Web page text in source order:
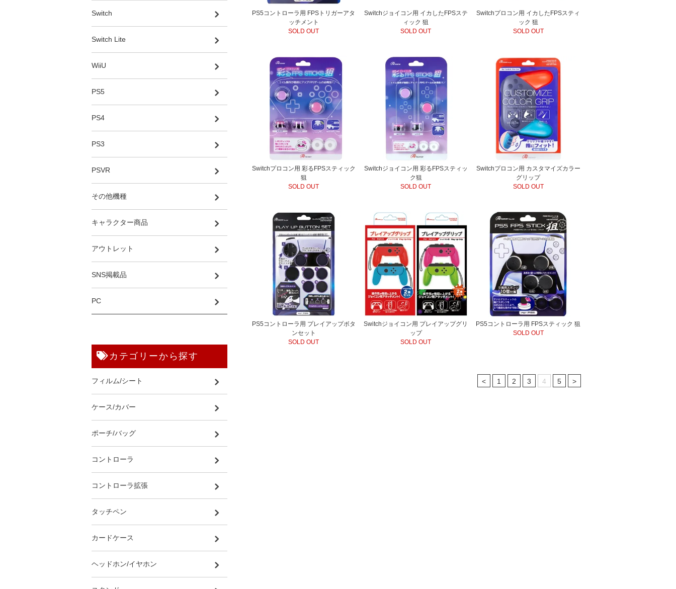
PS5コントローラ用 FPSトリガーアタ
ッチメント
SOLD OUT
Switchジョイコン用 イカしたFPSステ
ィック 狙
SOLD OUT
Switchプロコン用 イカしたFPSスティ
ック 狙
SOLD OUT
Switchプロコン用 彩るFPSスティック
狙
SOLD OUT
Switchジョイコン用 彩るFPSスティッ
ク狙
SOLD OUT
Switchプロコン用 カスタマイズカラー
グリップ
SOLD OUT
PS5コントローラ用 プレイアップボタ
ンセット
SOLD OUT
Switchジョイコン用 プレイアップグリ
ップ
SOLD OUT
PS5コントローラ用 FPSスティック 狙
SOLD OUT
< 1 2 3 4 5 >
Switch
Switch Lite
WiiU
PS5
PS4
PS3
PSVR
その他機種
キャラクター商品
アウトレット
SNS掲載品
PC
カテゴリーから探す
フィルム/シート
ケース/カバー
ポーチ/バッグ
コントローラ
コントローラ拡張
タッチペン
カードケース
ヘッドホン/イヤホン